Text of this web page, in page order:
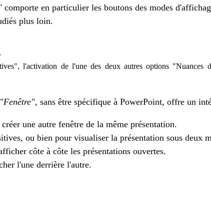
en particulier les boutons des modes
plus loin.
l'activation de l'une des deux autres options
"Fenêtre", sans être spécifique à PowerPoint, offre un
une autre fenêtre de la même présentation.
ou bien pour visualiser la présentation sous deux
côte à côte les présentations ouvertes.
l'une derrière l'autre.